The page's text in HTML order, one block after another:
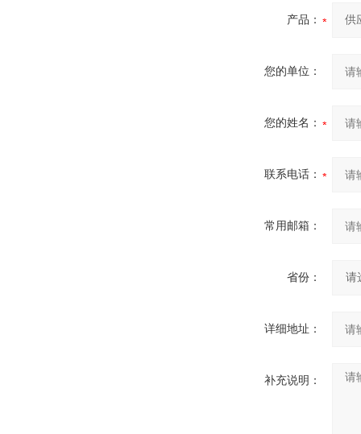
产品：
您的单位：
您的姓名：
联系电话：
常用邮箱：
省份：
详细地址：
补充说明：